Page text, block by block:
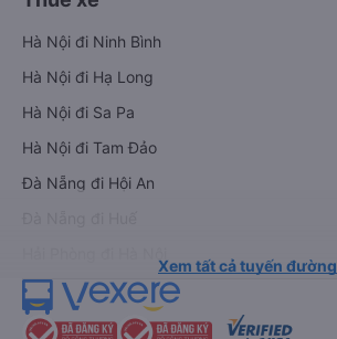
Hà Nội đi Ninh Bình
Hà Nội đi Hạ Long
Hà Nội đi Sa Pa
Hà Nội đi Tam Đảo
Đà Nẵng đi Hội An
Xem tất cả tuyến đường